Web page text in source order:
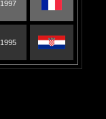
1997
1995